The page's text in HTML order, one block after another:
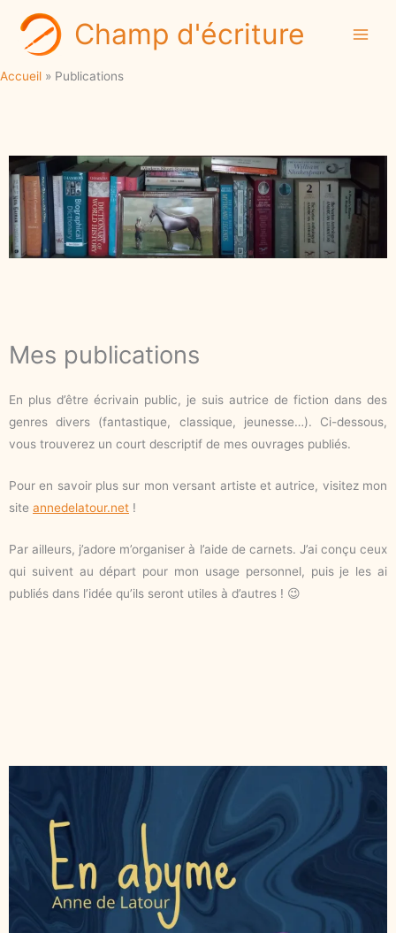
contenu
Champ d'écriture
Accueil Publications
Mes publications
En plus d’être écrivain public, je suis autrice de fiction dans des
genres divers (fantastique, classique, jeunesse…). Ci-dessous,
vous trouverez un court descriptif de mes ouvrages publiés.
Pour en savoir plus sur mon versant artiste et autrice, visitez mon
site annedelatour.net !
Par ailleurs, j’adore m’organiser à l’aide de carnets. J’ai conçu ceux
qui suivent au départ pour mon usage personnel, puis je les ai
publiés dans l’idée qu’ils seront utiles à d’autres ! 😉​